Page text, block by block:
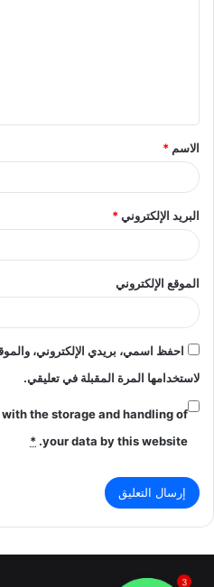
ق
*
الاسم *
البريد الإلكتروني*
الموقع الإلكتروني
احفظ اسمي، بريدي الإلكتروني،
لاستخدامها المرة المقبلة في تعليقي.
the storage and handling of
your data by this website.
*
3